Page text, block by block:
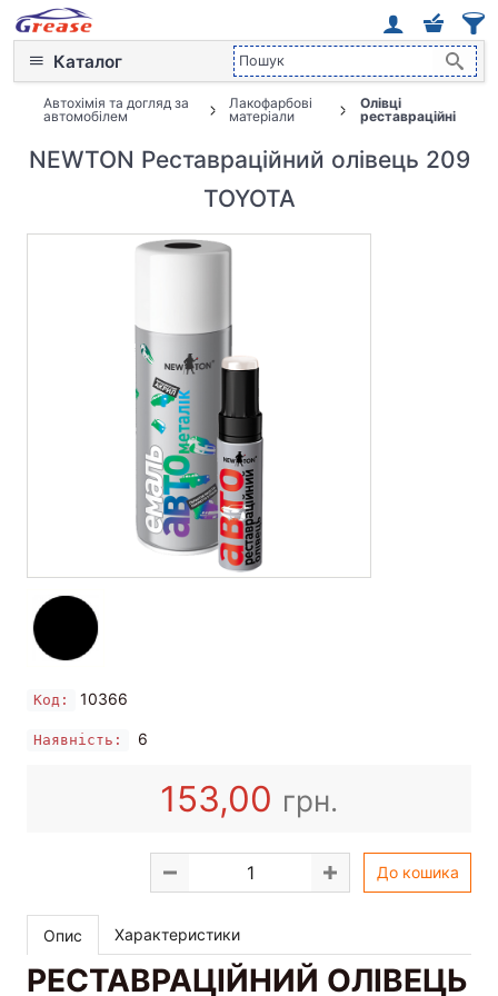
Каталог
Автохімія та догляд за
автомобілем
Лакофарбові
матеріали
Олівці
реставраційні
NEWTON Реставраційний олівець 209
TOYOTA
Код: 10366
Наявність: 6
153,00 грн.
До кошика
Опис Характеристики
РЕСТАВРАЦІЙНИЙ ОЛІВЕЦЬ